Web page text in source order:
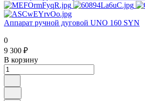
Аппарат ручной дуговой UNO 160 SYN
0
9 300 ₽
В корзину